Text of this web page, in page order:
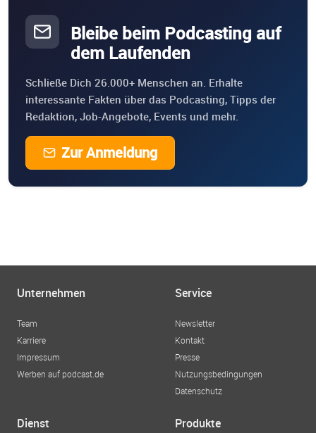
Bleibe beim Podcasting auf
dem Laufenden
Schließe Dich 26.000+ Menschen an. Erhalte
interessante Fakten über das Podcasting, Tipps der
Redaktion, Job-Angebote, Events und mehr.
Zur Anmeldung
Unternehmen
Team
Karriere
Impressum
Werben auf podcast.de
Service
Newsletter
Kontakt
Presse
Nutzungsbedingungen
Datenschutz
Dienst Produkte